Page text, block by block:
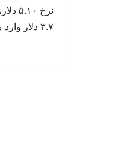
۳.۷ دلار وارد می شود.